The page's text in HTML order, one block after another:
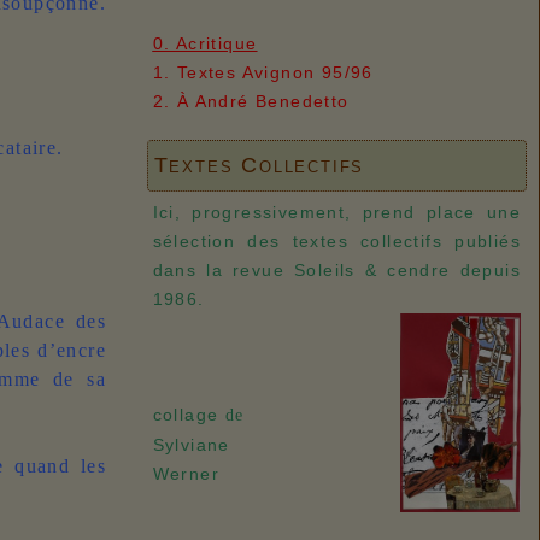
des
d’encre
de sa
quand les
0. Acritique
1. Textes Avignon 95/96
2. À André Benedetto
Textes Collectifs
Ici, progressivement, prend place une
sélection des textes collectifs publiés
dans la revue Soleils & cendre depuis
1986.
collage de
Sylviane
Werner